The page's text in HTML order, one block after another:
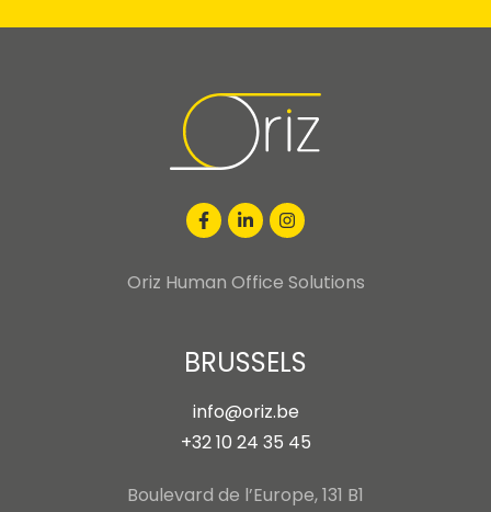
Oriz Human Office Solutions
BRUSSELS
info@oriz.be
+32 10 24 35 45
Boulevard de l’Europe, 131 B1